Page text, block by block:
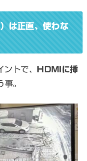
は正直、使わな
トで、
HDMIに挿
事。